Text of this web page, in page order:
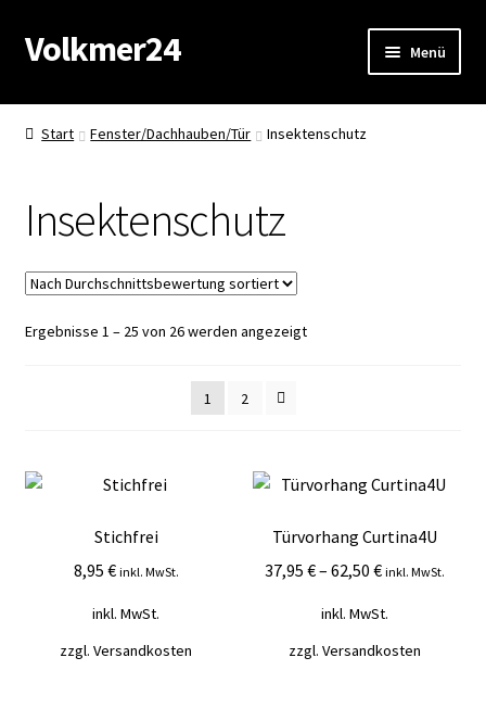
Zur
Navigation
Zum
Inhalt
Volkmer24 Menü
Start
Impressum
Datenschutz
Impressum
Vertrag widerrufen
Warenkorb
Start Fenster/Dachhauben/Tür Insektenschutz
Insektenschutz
Ergebnisse 1 – 25 von 26 werden angezeigtNach
1
2
Stichfrei
8,95 € inkl. MwSt.
inkl. MwSt.
zzgl.Versandkosten
Türvorhang Curtina4U
37,95 €– 62,50 € inkl. MwSt.
inkl. MwSt.
zzgl. Versandkosten